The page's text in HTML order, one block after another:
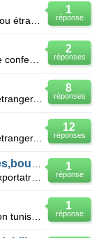
1
réponse
2
réponses
8
réponses
Dans le cadre d’une stratégie d’ouverture à l’étranger, la société spécialisée dans la production de
12
réponses
Dans le cadre d’une stratégie d’ouverture à l’étranger, la société spécialisée dans la production de
1
réponse
1
réponse